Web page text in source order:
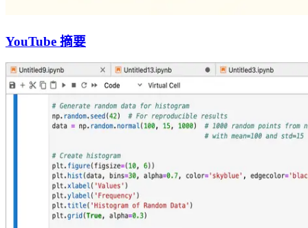
YouTube 摘要